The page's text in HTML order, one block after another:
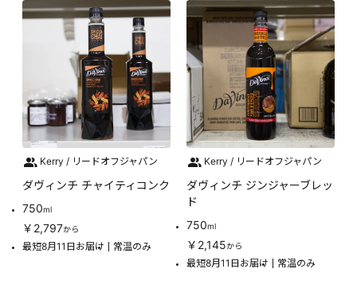
Kerry / リードオフジャパン
ダヴィンチ チャイティコンク
750ml
￥2,797から
最短8月11日お届け 常温のみ
Kerry / リードオフジャパン
ダヴィンチ ジンジャーブレッ
ド
750ml
￥2,145から
最短8月11日お届け 常温のみ